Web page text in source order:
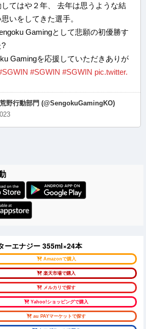
てはや２年、 去年は思うような結
いをしてきた選手。
Gamingとして悲願の初優勝す
?
Gamingを応援していただきありが
#SGWIN #SGWIN pic.twitter.
野行動部門 (@SengokuGamingKO)
ーエナジー 355ml×24本
Amazonで購入
楽天市場で購入
メルカリで探す
Yahoo!ショッピングで購入
au PAYマーケットで探す